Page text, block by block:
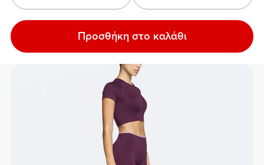
Προσθήκη στο καλάθι